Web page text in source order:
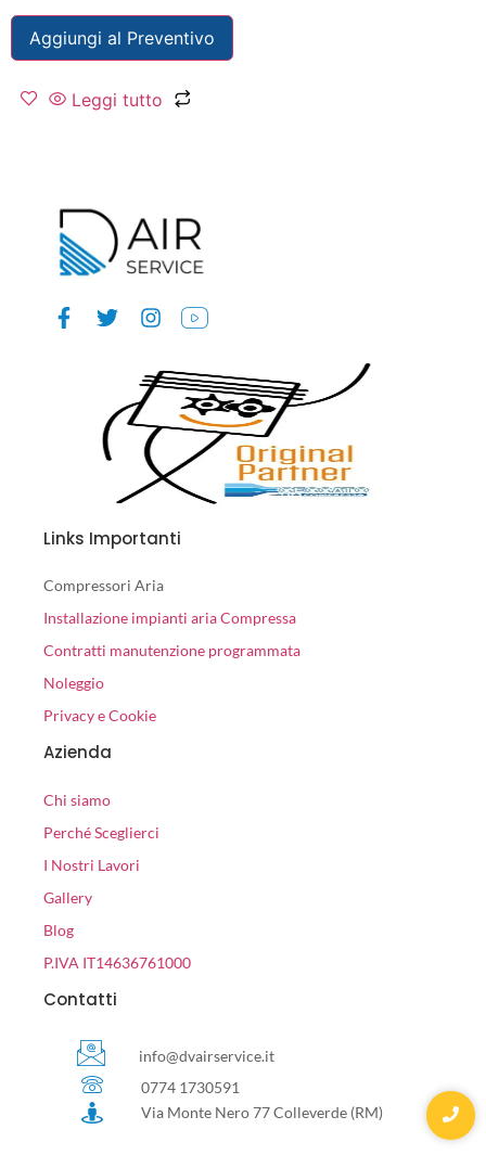
Aggiungi al Preventivo
Leggi tutto
Links Importanti
Compressori Aria
Installazione impianti aria Compressa
Contratti manutenzione programmata
Noleggio
Privacy e Cookie
Azienda
Chi siamo
Perché Sceglierci
I Nostri Lavori
Gallery
Blog
P.IVA IT14636761000
Contatti
info@dvairservice.it
0774 1730591
Via Monte Nero 77 Colleverde (RM)